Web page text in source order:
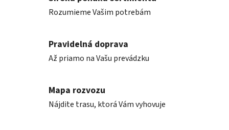
Rozumieme Vašim potrebám
Pravidelná doprava
Až priamo na Vašu prevádzku
Mapa rozvozu
Nájdite trasu, ktorá Vám vyhovuje